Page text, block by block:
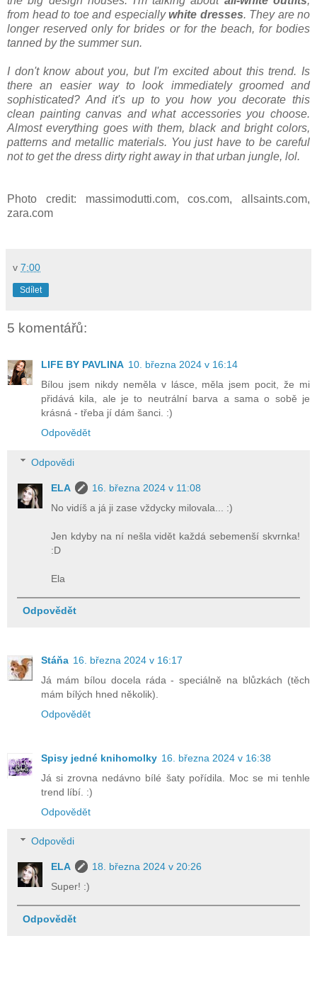
from head to toe and especiallywhite dresses. They are no
longer reserved only for brides or for the beach, for bodies
tanned by the summer sun.
I don't know about you, but I'm excited about this trend. Is
there an easier way to look immediately groomed and
sophisticated? And it's up to you how you decorate this
clean painting canvas and what accessories you choose.
Almost everything goes with them, black and bright colors,
patterns and metallic materials. You just have to be careful
not to get the dress dirty right away in that urban jungle, lol.
Photo credit: massimodutti.com, cos.com, allsaints.com,
zara.com
v 7:00
Sdílet
5 komentářů:
LIFE BY PAVLINA 10. března 2024 v 16:14
Bílou jsem nikdy neměla v lásce, měla jsem pocit, že mi
přidává kila, ale je to neutrální barva a sama o sobě je
krásná - třeba jí dám šanci. :)
Odpovědět
Odpovědi
ELA
16. března 2024 v 11:08
No vidíš a já ji zase vždycky milovala... :)
Jen kdyby na ní nešla vidět každá sebemenší skvrnka!
:D
Ela
Odpovědět
Stáňa 16. března 2024 v 16:17
Já mám bílou docela ráda - speciálně na blůzkách (těch
mám bílých hned několik).
Odpovědět
Spisy jedné knihomolky 16. března 2024 v 16:38
Já si zrovna nedávno bílé šaty pořídila. Moc se mi tenhle
trend líbí. :)
Odpovědět
Odpovědi
ELA
18. března 2024 v 20:26
Super! :)
Odpovědět